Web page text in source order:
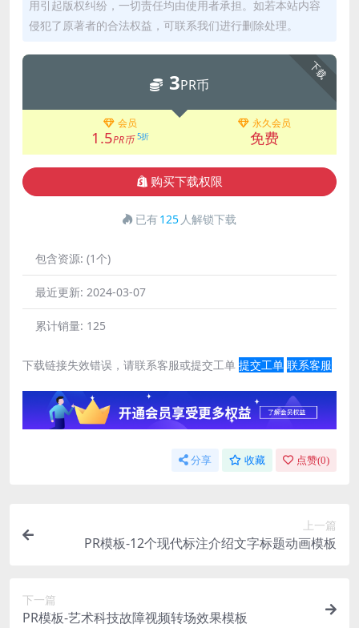
用引起版权纠纷，一切责任均由使用者承担。如若本站内容
侵犯了原著者的合法权益，可联系我们进行删除处理。
下载
3PR币
会员
1.5PR币 5折
永久会员
免费
购买下载权限
已有125 人解锁下载
包含资源: (1个)
最近更新: 2024-03-07
累计销量: 125
下载链接失效错误，请联系客服或提交工单 提交工单 联系客服
分享 收藏 点赞(0)
上一篇
PR模板-12个现代标注介绍文字标题动画模板
下一篇
PR模板-艺术科技故障视频转场效果模板